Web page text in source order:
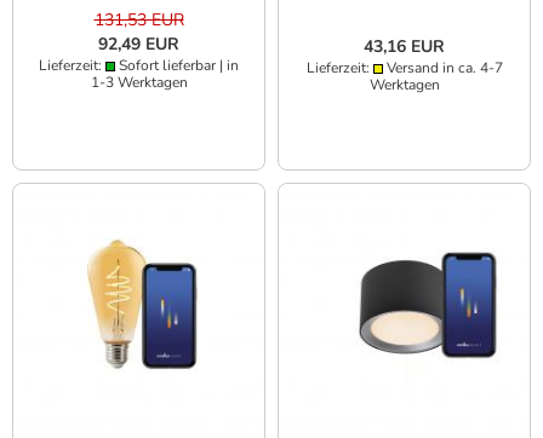
131,53 EUR
92,49 EUR
Lieferzeit:
Sofort lieferbar | in
1-3 Werktagen
43,16 EUR
Lieferzeit:
Versand in ca. 4-7
Werktagen